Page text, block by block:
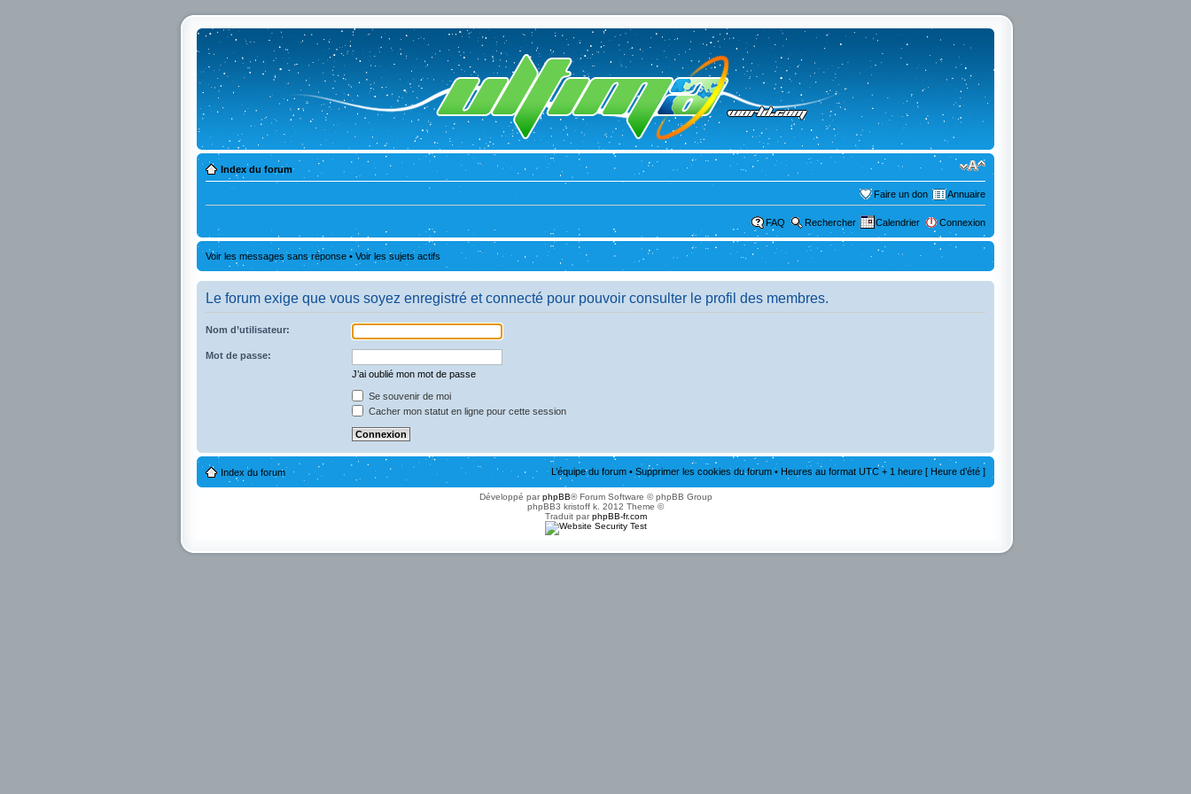
Index du forum
Faire un don Annuaire
FAQ Rechercher Calendrier Connexion
Voir les messages sans réponse • Voir les sujets actifs
Le forum exige que vous soyez enregistré et connecté pour pouvoir consulter le profil des membres.
Nom d’utilisateur:
Mot de passe:
J’ai oublié mon mot de passe
Se souvenir de moi
Cacher mon statut en ligne pour cette session
Index du forum L’équipe du forum • Supprimer les cookies du forum • Heures au format UTC + 1 heure [ Heure d’été ]
Développé parphpBB® Forum Software © phpBB Group
phpBB3 kristoff k. 2012 Theme ©
Traduit parphpBB-fr.com